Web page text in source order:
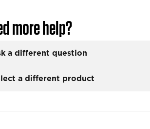
more help?
a different question
a different product